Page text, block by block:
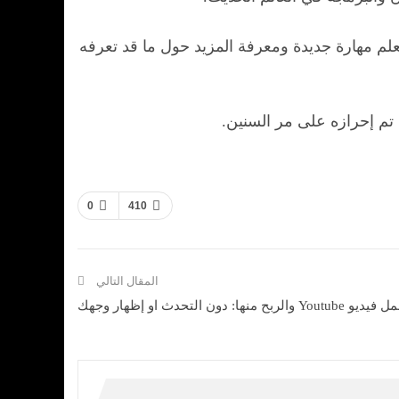
مهارة جديدة ومعرفة المزيد حول ما قد تعرفه
0 410
المقال التالي